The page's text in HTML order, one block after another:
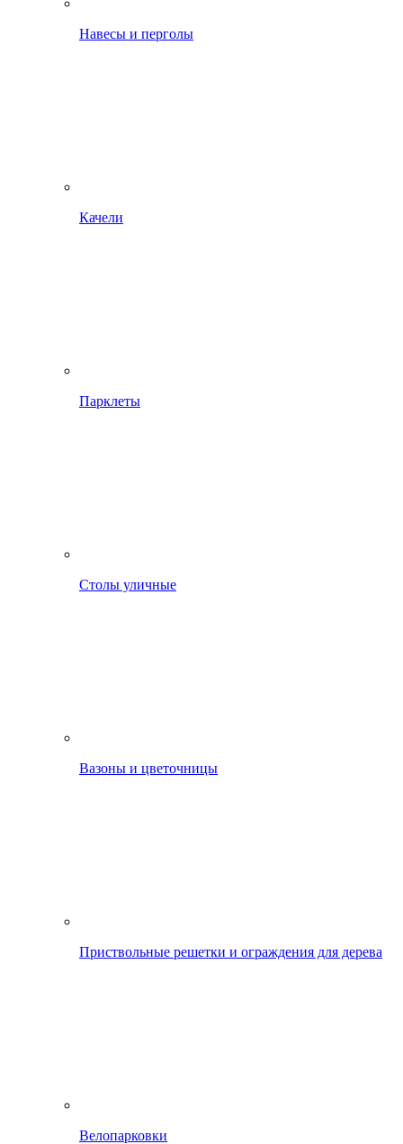
Навесы и перголы
Качели
Парклеты
Столы уличные
Вазоны и цветочницы
Приствольные решетки и ограждения для дерева
Велопарковки